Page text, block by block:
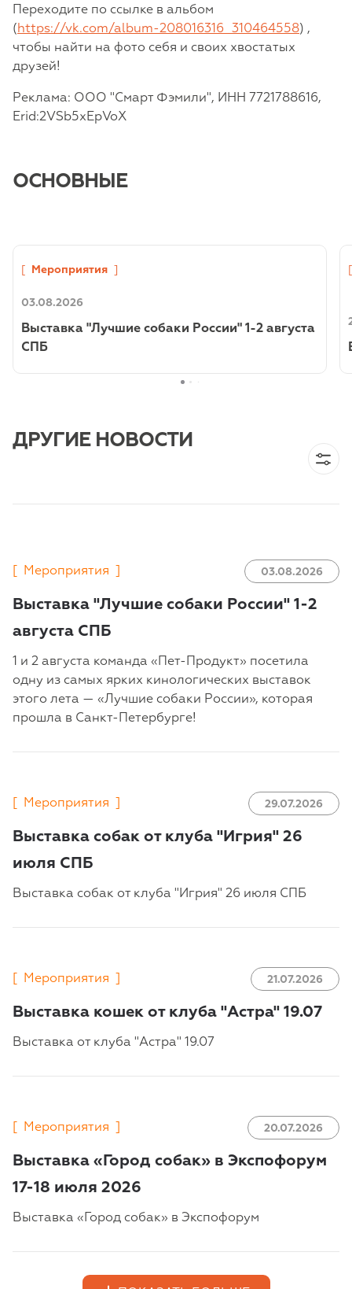
Переходите по ссылке в альбом
(https://vk.com/album-208016316_310464558) ,
чтобы найти на фото себя и своих хвостатых
друзей!
Реклама: ООО "Смарт Фэмили", ИНН 7721788616,
Erid:2VSb5xEpVoX
ОСНОВНЫЕ
Мероприятия
03.08.2026
Выставка "Лучшие собаки России" 1-2 августа
СПБ
ДРУГИЕ НОВОСТИ
Мероприятия 03.08.2026
Выставка "Лучшие собаки России" 1-2
августа СПБ
1 и 2 августа команда «Пет-Продукт» посетила
одну из самых ярких кинологических выставок
этого лета — «Лучшие собаки России», которая
прошла в Санкт-Петербурге!
Мероприятия 29.07.2026
Выставка собак от клуба "Игрия" 26
июля СПБ
Выставка собак от клуба "Игрия" 26 июля СПБ
Мероприятия 21.07.2026
Выставка кошек от клуба "Астра" 19.07
Выставка от клуба "Астра" 19.07
Мероприятия 20.07.2026
Выставка «Город собак» в Экспофорум
17-18 июля 2026
Выставка «Город собак» в Экспофорум